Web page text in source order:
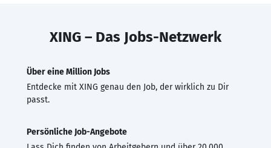
XING – Das Jobs-Netzwerk
Über eine Million Jobs
Entdecke mit XING genau den Job, der wirklich zu Dir
passt.
Persönliche Job-Angebote